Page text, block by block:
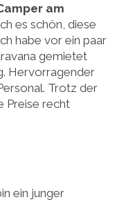
am
es schön, diese
habe vor ein paar
gemietet
Hervorragender
Trotz der
Preise recht
ein junger